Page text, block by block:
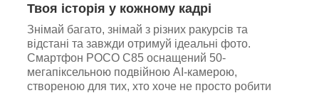
Твоя історія у кожному кадрі
Знімай багато, знімай з різних ракурсів та
відстані та завжди отримуй ідеальні фото.
Смартфон POCO C85 оснащений 50-
мегапіксельною подвійною AI-камерою,
створеною для тих, хто хоче не просто робити